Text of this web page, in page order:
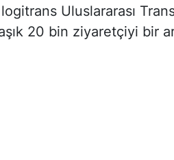
Uluslararası
20 bin ziyaretçiyi bir